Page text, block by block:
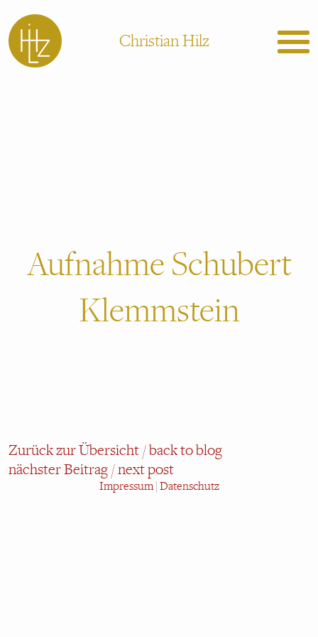
Christian Hilz
Aufnahme Schubert
Klemmstein
Zurück zur Übersicht / back to blog
nächster Beitrag / next post
Impressum| Datenschutz